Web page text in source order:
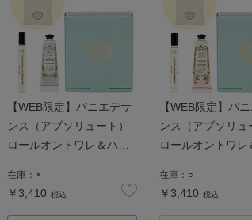
【WEB限定】パニエデサ
ンス（アブソリュート）
ロールオントワレ＆ハン
スミン コットンバッグ付
在庫： ×
￥3,410 税込
【WEB限定】パ
ンス（アブソリュ
ロールオントワレ
ズゼラニウム コ
ッグ付き
在庫： ○
￥3,410 税込